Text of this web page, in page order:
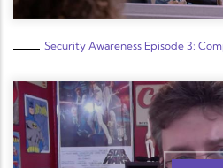
Security Awareness Episode 3: